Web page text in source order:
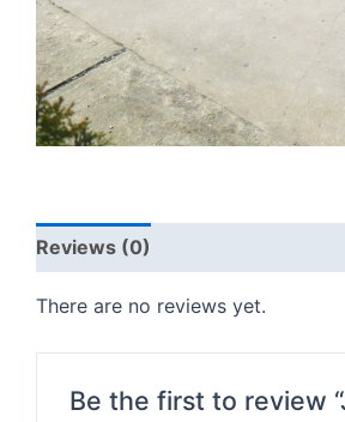
Reviews (0)
There are no reviews yet.
Be the first to review